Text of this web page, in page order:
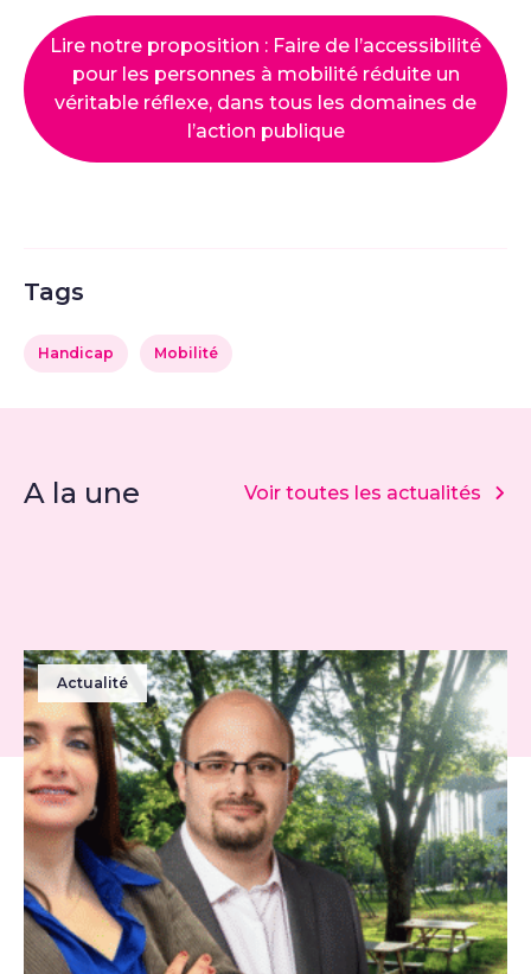
Lire notre proposition : Faire de l’accessibilité
pour les personnes à mobilité réduite un
véritable réflexe, dans tous les domaines de
l’action publique
Tags
Handicap Mobilité
A la une Voir toutes les actualités
Actualité